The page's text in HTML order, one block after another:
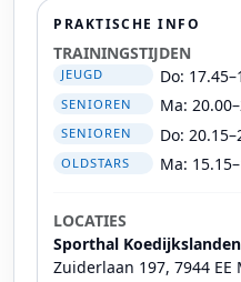
PRAKTISCHE INFO
TRAININGSTIJDEN
JEUGD Do:
SENIOREN Ma:
SENIOREN Do:
OLDSTARS Ma:
LOCATIES
Sporthal Koedijkslanden
Zuiderlaan 197, 7944 EE